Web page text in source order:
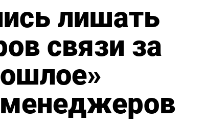
лишать
связи за